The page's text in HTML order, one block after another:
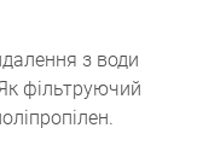
з води
фільтруючий